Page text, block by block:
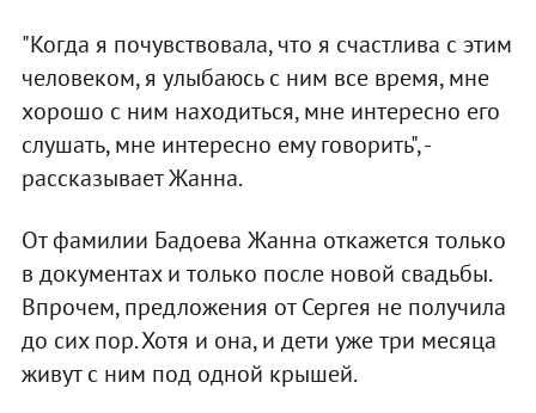
"Когда я почувствовала, что я счастлива с этим
человеком, я улыбаюсь с ним все время, мне
хорошо с ним находиться, мне интересно его
слушать, мне интересно ему говорить", -
рассказывает Жанна.
От фамилии Бадоева Жанна откажется только
в документах и только после новой свадьбы.
Впрочем, предложения от Сергея не получила
до сих пор. Хотя и она, и дети уже три месяца
живут с ним под одной крышей.